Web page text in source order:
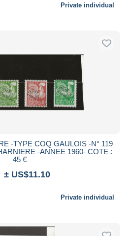
Private individual
-TYPE COQ GAULOIS -N° 119
-ANNEE 1960- COTE :
45 €
± US$11.10
Private individual